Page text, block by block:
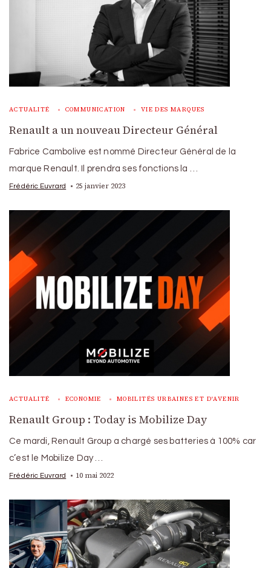
ACTUALITÉ COMMUNICATION VIE DES MARQUES
Renault a un nouveau Directeur Général
Fabrice Cambolive est nommé Directeur Général de la
marque Renault. Il prendra ses fonctions la …
Frédéric Euvrard 25 janvier 2023
ACTUALITÉ ECONOMIE MOBILITÉS URBAINES ET D'AVENIR
Renault Group : Today is Mobilize Day
Ce mardi, Renault Group a chargé ses batteries à 100% car
c’est le Mobilize Day …
Frédéric Euvrard 10 mai 2022